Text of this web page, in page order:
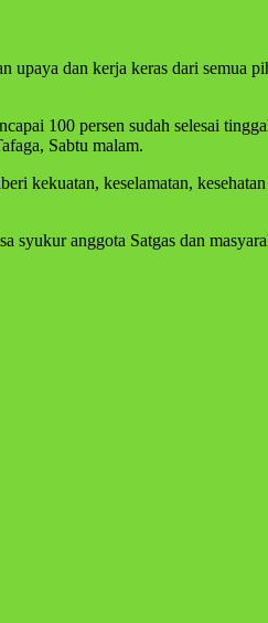
dan kerja keras dari semua
100 persen sudah selesai
Sabtu malam.
kekuatan, keselamatan,
anggota Satgas dan